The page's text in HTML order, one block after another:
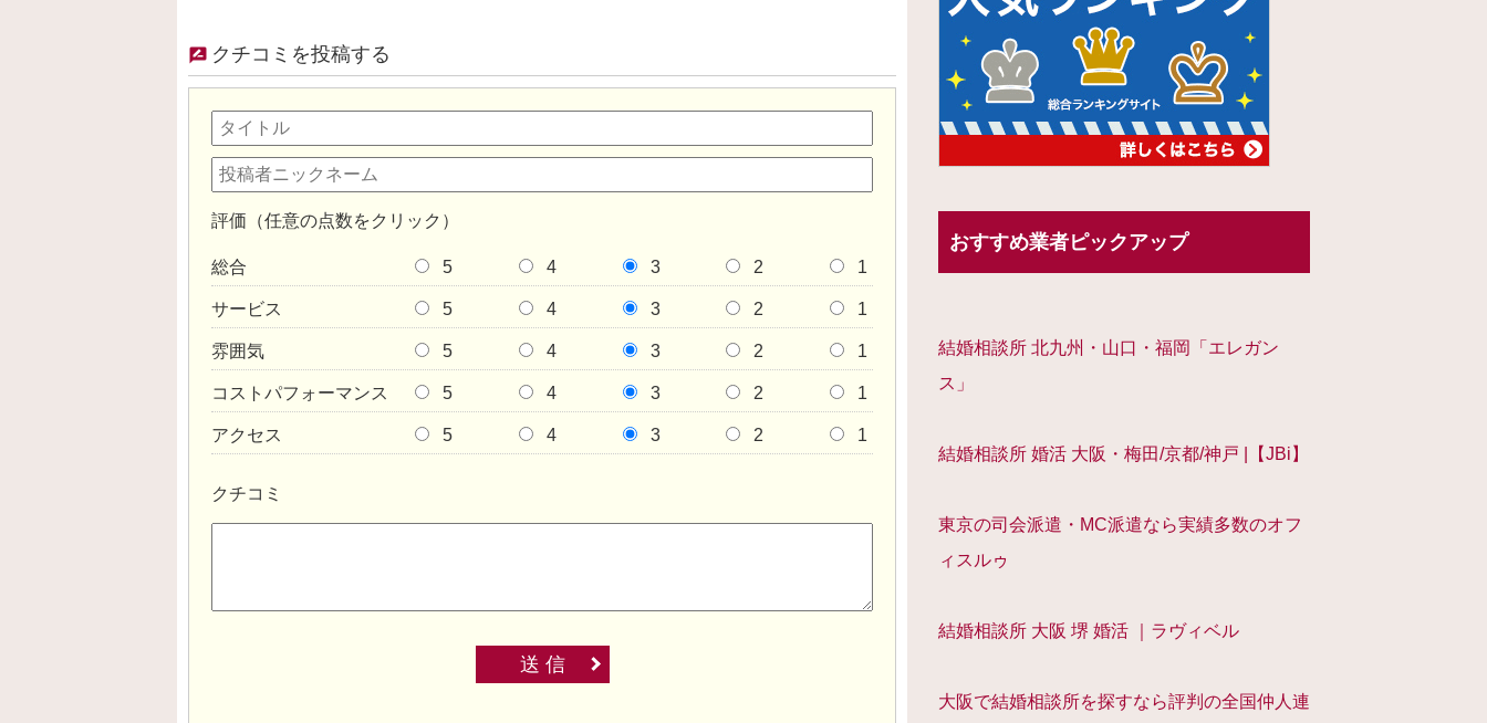
クチコミを投稿する
評価（任意の点数をクリック）
総合 5 4 3 2 1
サービス 5 4 3 2 1
雰囲気 5 4 3 2 1
コストパフォーマンス 5 4 3 2 1
アクセス 5 4 3 2 1
クチコミ
送 信
おすすめ業者ピックアップ
結婚相談所 北九州・山口・福岡「エレガン
ス」
結婚相談所 婚活 大阪・梅田/京都/神戸 |【JBi】
東京の司会派遣・MC派遣なら実績多数のオフ
ィスルゥ
結婚相談所 大阪 堺 婚活 ｜ラヴィベル
大阪で結婚相談所を探すなら評判の全国仲人連